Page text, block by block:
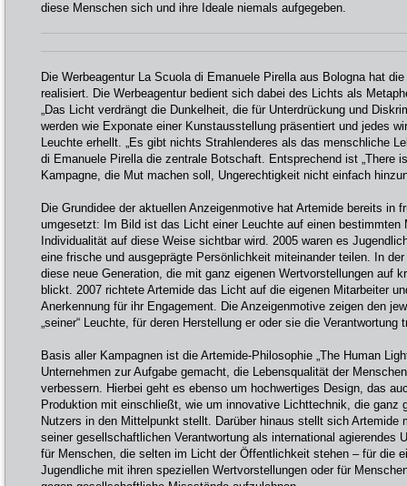
diese Menschen sich und ihre Ideale niemals aufgegeben.
Die Werbeagentur La Scuola di Emanuele Pirella aus Bologna hat
realisiert. Die Werbeagentur bedient sich dabei des Lichts als
„Das Licht verdrängt die Dunkelheit, die für Unterdrückung und
werden wie Exponate einer Kunstausstellung präsentiert und jedes
Leuchte erhellt. „Es gibt nichts Strahlenderes als das menschliche
di Emanuele Pirella die zentrale Botschaft. Entsprechend ist „There
Kampagne, die Mut machen soll, Ungerechtigkeit nicht einfach
Die Grundidee der aktuellen Anzeigenmotive hat Artemide bereits in
umgesetzt: Im Bild ist das Licht einer Leuchte auf einen bestimmten
Individualität auf diese Weise sichtbar wird. 2005 waren es
eine frische und ausgeprägte Persönlichkeit miteinander teilen. In
diese neue Generation, die mit ganz eigenen Wertvorstellungen auf
blickt. 2007 richtete Artemide das Licht auf die eigenen Mitarbeiter
Anerkennung für ihr Engagement. Die Anzeigenmotive zeigen den
„seiner“ Leuchte, für deren Herstellung er oder sie die Verantwortung
Basis aller Kampagnen ist die Artemide-Philosophie „The Human
Unternehmen zur Aufgabe gemacht, die Lebensqualität der
verbessern. Hierbei geht es ebenso um hochwertiges Design, das
Produktion mit einschließt, wie um innovative Lichttechnik, die ganz
Nutzers in den Mittelpunkt stellt. Darüber hinaus stellt sich Artemide
seiner gesellschaftlichen Verantwortung als international agierendes
für Menschen, die selten im Licht der Öffentlichkeit stehen – für die
Jugendliche mit ihren speziellen Wertvorstellungen oder für